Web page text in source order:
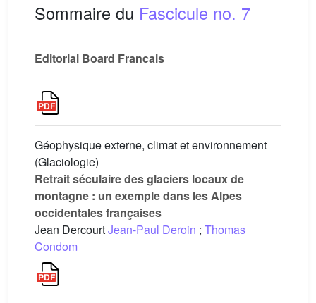
Sommaire du Fascicule no. 7
Editorial Board Francais
Géophysique externe, climat et environnement
(Glaciologie)
Retrait séculaire des glaciers locaux de
montagne : un exemple dans les Alpes
occidentales françaises
Jean DercourtJean-Paul Deroin ; Thomas
Condom